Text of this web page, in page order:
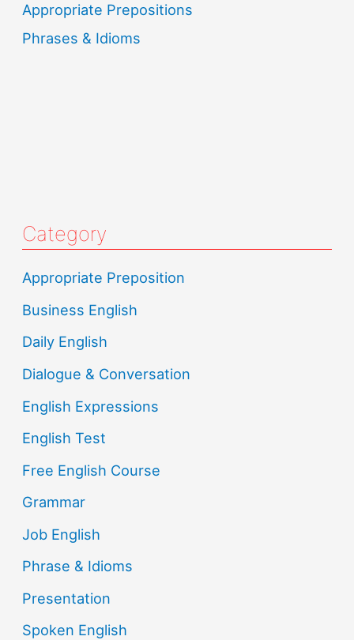
Appropriate Prepositions
Phrases & Idioms
Category
Appropriate Preposition
Business English
Daily English
Dialogue & Conversation
English Expressions
English Test
Free English Course
Grammar
Job English
Phrase & Idioms
Presentation
Spoken English